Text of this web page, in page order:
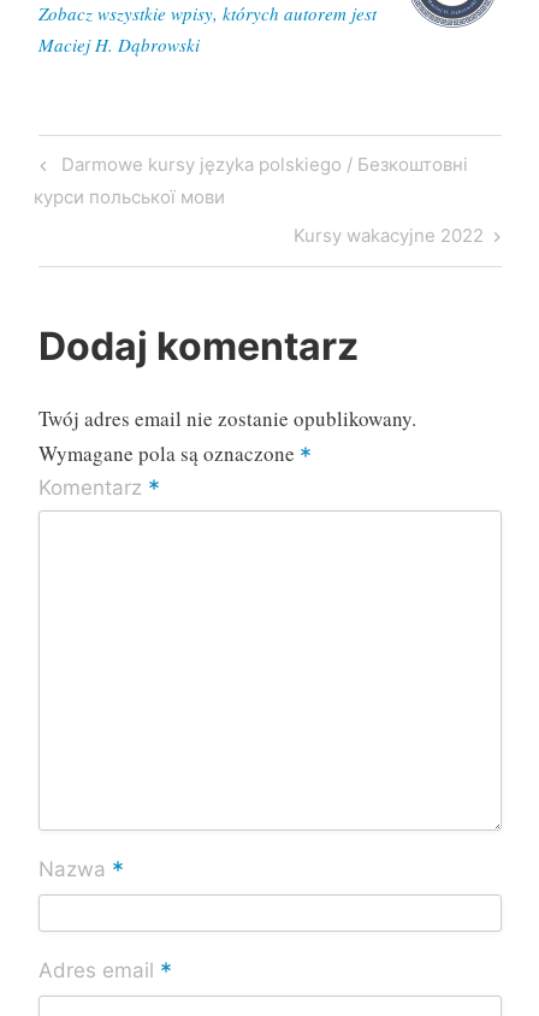
Zobacz wszystkie wpisy, których autorem jest
Maciej H. Dąbrowski
Nawigacja
wpisu
Previous
Post
Darmowe kursy języka polskiego / Безкоштовні
курси польської мови
Next
Post
Kursy wakacyjne 2022
Dodaj komentarz
Twój adres email nie zostanie opublikowany.
Wymagane pola są oznaczone *
Komentarz *
Nazwa *
Adres email *